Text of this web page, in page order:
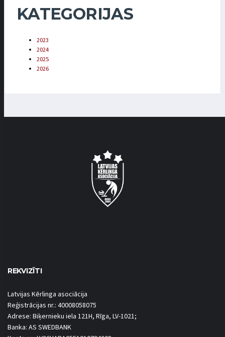
KATEGORIJAS
2023
2024
2025
2026
REKVIZĪTI
Latvijas Kērlinga asociācija
Reģistrācijas nr.: 40008058075
Adrese: Biķernieku iela 121H, Rīga, LV-1021;
Banka: AS SWEDBANK